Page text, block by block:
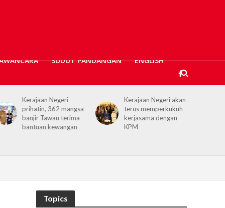
SUDUT PANDANGAN ENGLISH
Kerajaan Negeri akan
terus memperkukuh
kerjasama dengan
KPM
Projek Empangan Air
Tawau capai 74.04
peratus, bakal atasi
krisis air
Topics